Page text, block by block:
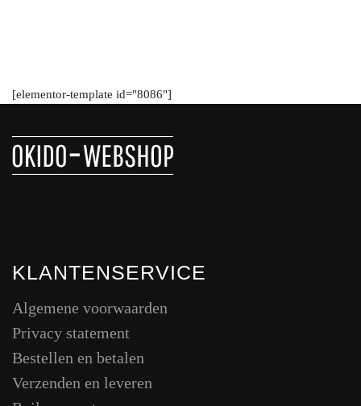
[elementor-template id="8086"]
KLANTENSERVICE
Algemene voorwaarden
Privacy statement
Bestellen en betalen
Verzenden en leveren